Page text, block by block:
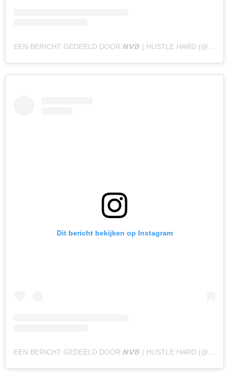
EEN BERICHT GEDEELD DOOR 𝙉𝙑𝘽 | HUSTLE HARD (@NAOMYVANBEEM)
Dit bericht bekijken op Instagram
EEN BERICHT GEDEELD DOOR 𝙉𝙑𝘽 | HUSTLE HARD (@NAOMYVANBEEM)